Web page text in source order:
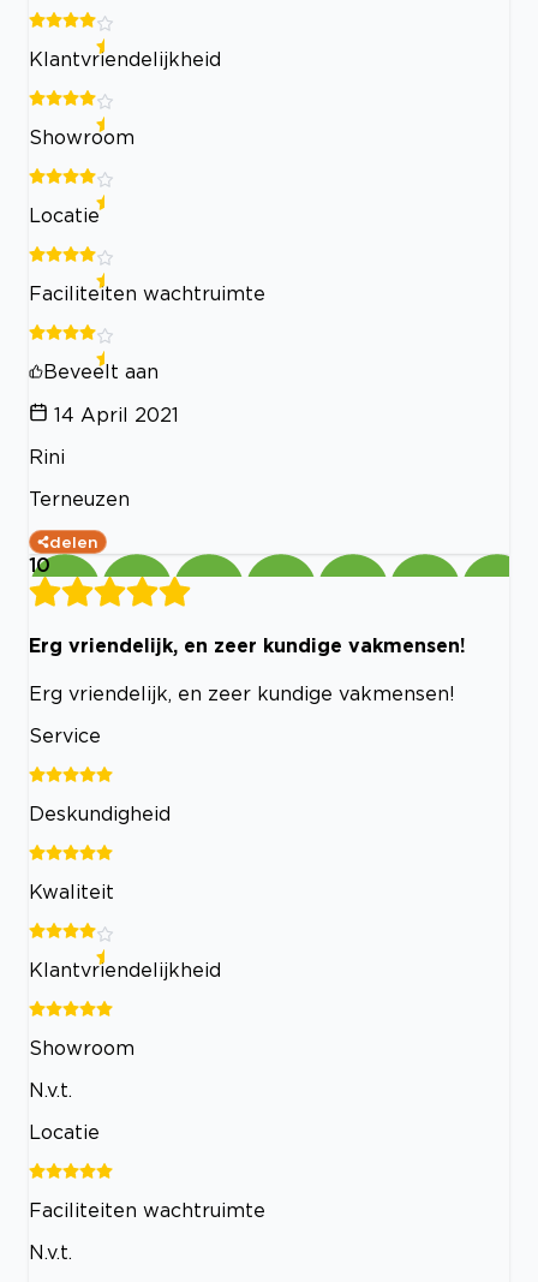
Klantvriendelijkheid
Showroom
Locatie
Faciliteiten wachtruimte
Beveelt aan
14 April 2021
Rini
Terneuzen
delen
10
Erg vriendelijk, en zeer kundige vakmensen!
Erg vriendelijk, en zeer kundige vakmensen!
Service
Deskundigheid
Kwaliteit
Klantvriendelijkheid
Showroom
N.v.t.
Locatie
Faciliteiten wachtruimte
N.v.t.